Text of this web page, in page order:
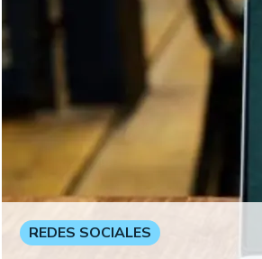
REDES SOCIALES